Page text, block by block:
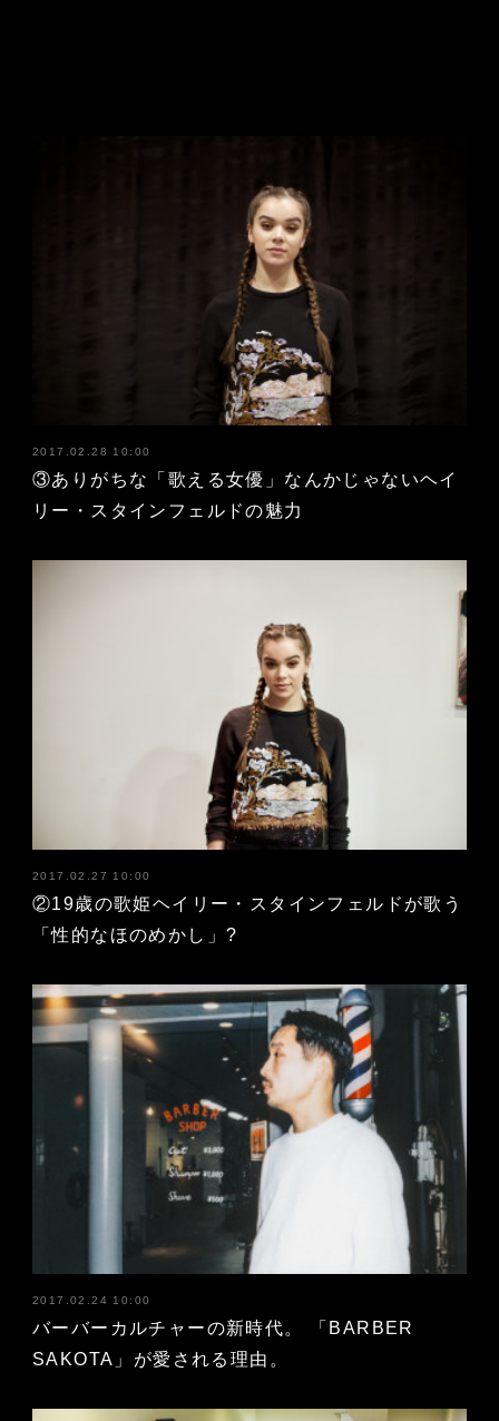
2017.02.28 10:00
③ありがちな「歌える女優」なんかじゃないヘイ
リー・スタインフェルドの魅力
2017.02.27 10:00
②19歳の歌姫ヘイリー・スタインフェルドが歌う
「性的なほのめかし」?
2017.02.24 10:00
バーバーカルチャーの新時代。 「BARBER
SAKOTA」が愛される理由。